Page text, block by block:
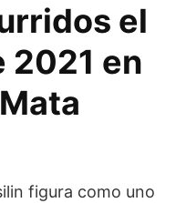
el
2021 en
figura como uno